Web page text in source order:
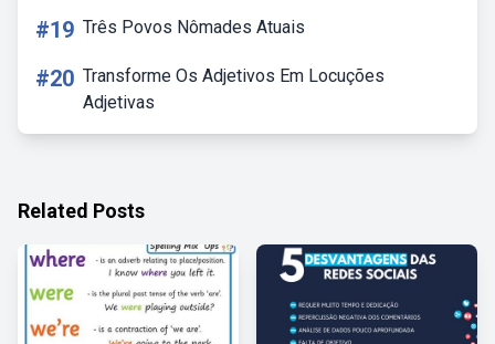
#19 Três Povos Nômades Atuais
#20 Transforme Os Adjetivos Em Locuções
Adjetivas
Related Posts